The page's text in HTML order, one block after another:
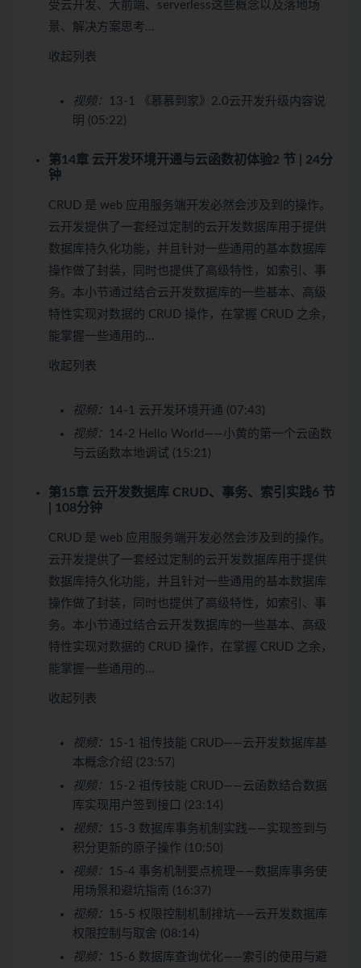
受云开发、大前端、serverless这些概念以及落地场
景、解决方案思考…
收起列表
视频：
13-1 《慕慕到家》2.0云开发升级内容说
明 (05:22)
第14章 云开发环境开通与云函数初体验2 节 | 24分
钟
CRUD 是 web 应用服务端开发必然会涉及到的操作。
云开发提供了一套经过定制的云开发数据库用于提供
数据库持久化功能，并且针对一些通用的基本数据库
操作做了封装，同时也提供了高级特性，如索引、事
务。本小节通过结合云开发数据库的一些基本、高级
特性实现对数据的 CRUD 操作，在掌握 CRUD 之余，
能掌握一些通用的…
收起列表
视频：
14-1 云开发环境开通 (07:43)
视频：
14-2 Hello World——小黄的第一个云函数
与云函数本地调试 (15:21)
第15章 云开发数据库 CRUD、事务、索引实践6 节
| 108分钟
CRUD 是 web 应用服务端开发必然会涉及到的操作。
云开发提供了一套经过定制的云开发数据库用于提供
数据库持久化功能，并且针对一些通用的基本数据库
操作做了封装，同时也提供了高级特性，如索引、事
务。本小节通过结合云开发数据库的一些基本、高级
特性实现对数据的 CRUD 操作，在掌握 CRUD 之余，
能掌握一些通用的…
收起列表
视频：
15-1 祖传技能 CRUD——云开发数据库基
本概念介绍 (23:57)
视频：
15-2 祖传技能 CRUD——云函数结合数据
库实现用户签到接口 (23:14)
视频：
15-3 数据库事务机制实践——实现签到与
积分更新的原子操作 (10:50)
视频：
15-4 事务机制要点梳理——数据库事务使
用场景和避坑指南 (16:37)
视频：
15-5 权限控制机制排坑——云开发数据库
权限控制与取舍 (08:14)
视频：
15-6 数据库查询优化——索引的使用与避